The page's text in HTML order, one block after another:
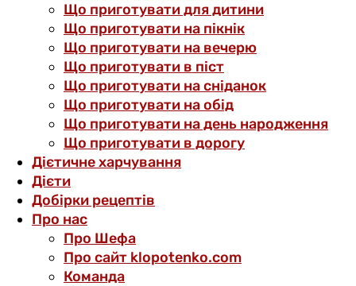
Що приготувати для дитини
Що приготувати на пікнік
Що приготувати на вечерю
Що приготувати в піст
Що приготувати на сніданок
Що приготувати на обід
Що приготувати на день народження
Що приготувати в дорогу
Дієтичне харчування
Дієти
Добірки рецептів
Про нас
Про Шефа
Про сайт klopotenko.com
Команда